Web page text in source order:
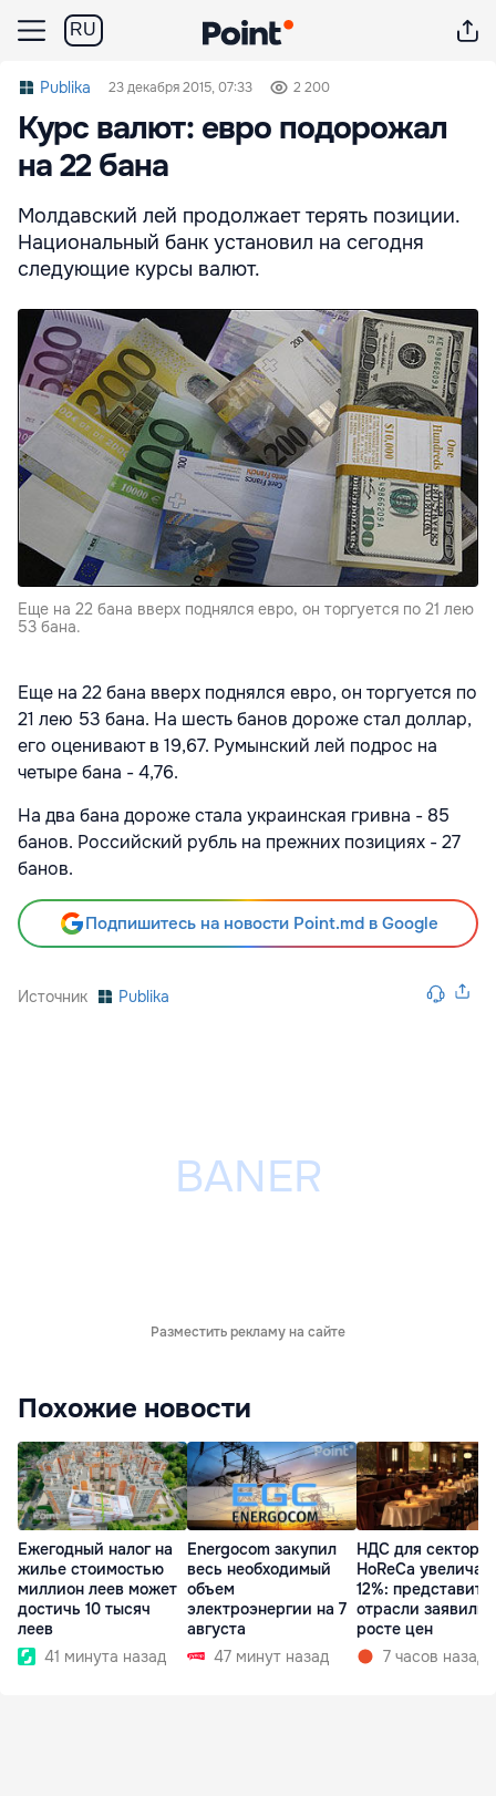
RU
Publika 23 декабря 2015, 07:33 2 200
Курс валют: евро подорожал
на 22 бана
Молдавский лей продолжает терять позиции.
Национальный банк установил на сегодня
следующие курсы валют.
Еще на 22 бана вверх поднялся евро, он торгуется по 21 лею
53 бана.
Еще на 22 бана вверх поднялся евро, он торгуется по
21 лею 53 бана. На шесть банов дороже стал доллар,
его оценивают в 19,67. Румынский лей подрос на
четыре бана - 4,76.
На два бана дороже стала украинская гривна - 85
банов. Российский рубль на прежних позициях - 27
банов.
Подпишитесь на новости Point.md в Google
Источник Publika
Разместить рекламу на сайте
Похожие новости
Ежегодный налог на
жилье стоимостью
миллион леев может
достичь 10 тысяч
леев
41 минута назад
Energocom закупил
весь необходимый
объем
электроэнергии на 7
августа
47 минут назад
НДС для сектора
HoReCa увеличат
12%:
отрасли заявили
росте цен
7 часов назад